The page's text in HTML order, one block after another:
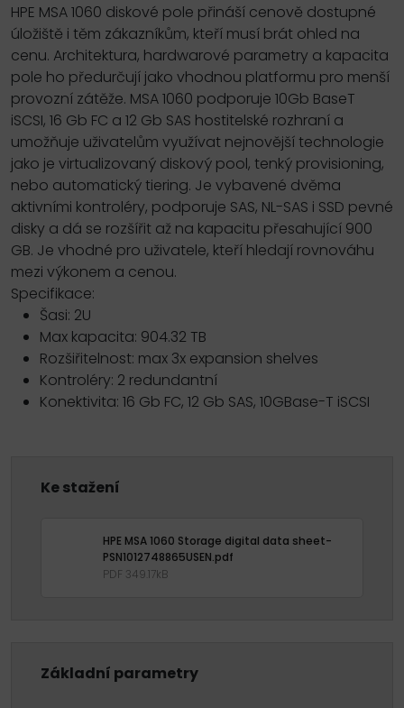
HPE MSA 1060 diskové pole přináší cenově dostupné
úložiště i těm zákazníkům, kteří musí brát ohled na
cenu. Architektura, hardwarové parametry a kapacita
pole ho předurčují jako vhodnou platformu pro menší
provozní zátěže. MSA 1060 podporuje 10Gb BaseT
iSCSI, 16 Gb FC a 12 Gb SAS hostitelské rozhraní a
umožňuje uživatelům využívat nejnovější technologie
jako je virtualizovaný diskový pool, tenký provisioning,
nebo automatický tiering. Je vybavené dvěma
aktivními kontroléry, podporuje SAS, NL-SAS i SSD pevné
disky a dá se rozšířit až na kapacitu přesahující 900
GB. Je vhodné pro uživatele, kteří hledají rovnováhu
mezi výkonem a cenou.
Specifikace:
Šasi: 2U
Max kapacita: 904.32 TB
Rozšiřitelnost: max 3x expansion shelves
Kontroléry: 2 redundantní
Konektivita: 16 Gb FC, 12 Gb SAS, 10GBase-T iSCSI
Ke stažení
HPE MSA 1060 Storage digital data sheet-
PSN1012748865USEN.pdf
PDF 349.17kB
Základní parametry